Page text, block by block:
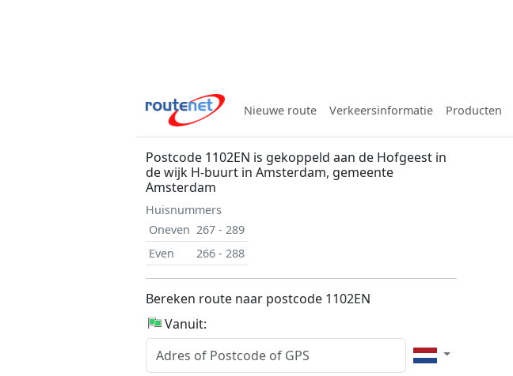
Nieuwe route Verkeersinformatie Producten
Postcode 1102EN is gekoppeld aan de Hofgeest in
de wijk H-buurt in Amsterdam, gemeente
Amsterdam
Huisnummers
Oneven 267 - 289
Even
266 - 288
Bereken route naar postcode 1102EN
Vanuit: